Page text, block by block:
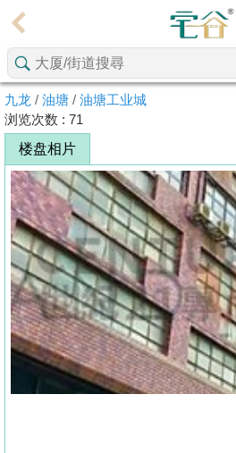
理
主
页
搵
楼/
成
交
业
主
放
盘
宅
按
九龙 / 油塘 / 油塘工业城
浏览次数 : 71
楼盘相片